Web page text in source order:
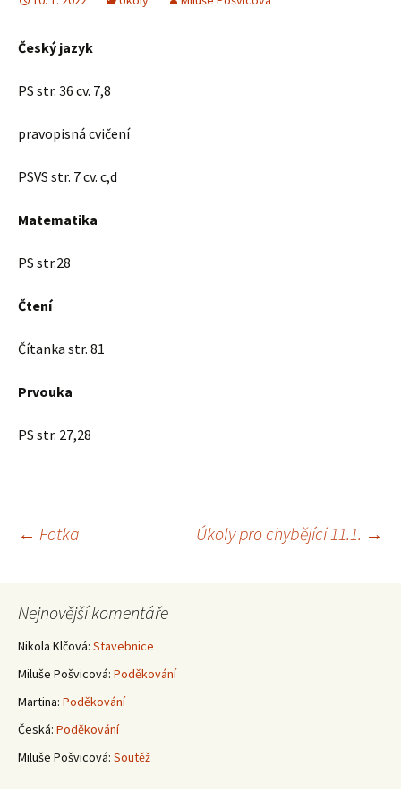
Český jazyk
PS str. 36 cv. 7,8
pravopisná cvičení
PSVS str. 7 cv. c,d
Matematika
PS str.28
Čtení
Čítanka str. 81
Prvouka
PS str. 27,28
Navigace
pro
příspěvky
← Fotka Úkoly pro chybějící 11.1. →
Nejnovější komentáře
Nikola Klčová: Stavebnice
Miluše Pošvicová: Poděkování
Martina: Poděkování
Česká: Poděkování
Miluše Pošvicová: Soutěž